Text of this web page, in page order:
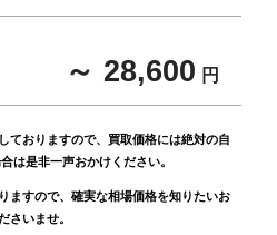
～ 28,600 円
ておりますので、買取価格には絶対の自
は是非一声おかけください。
ますので、確実な相場価格を知りたいお
さいませ。